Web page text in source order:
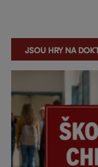
Jsou hry na